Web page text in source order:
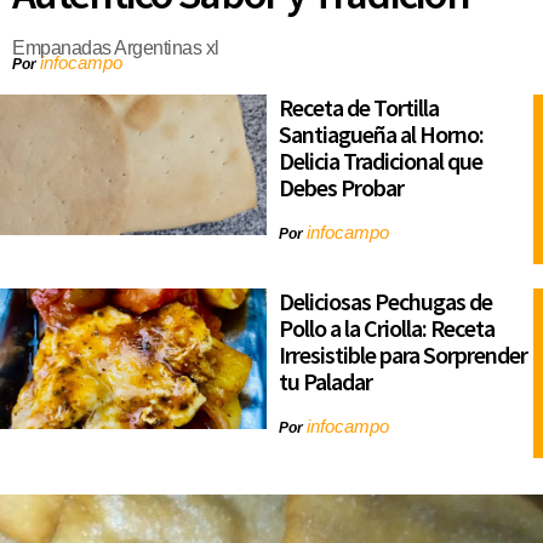
Empanadas Argentinas xl
Porinfocampo
Receta de Tortilla
Santiagueña al Horno:
Delicia Tradicional que
Debes Probar
Porinfocampo
Deliciosas Pechugas de
Pollo a la Criolla: Receta
Irresistible para Sorprender
tu Paladar
Porinfocampo